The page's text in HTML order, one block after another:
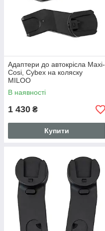
Адаптери до автокрісла Maxi-
Cosi, Cybex на коляску
MILOO
В наявності
1 430 ₴
Купити